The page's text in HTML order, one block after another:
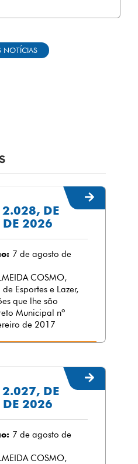
NOTÍCIAS
2.028, DE
2026
7 de agosto de
COSMO,
Esportes e Lazer,
que lhe são
Municipal nº
de 2017
2.027, DE
2026
7 de agosto de
COSMO,